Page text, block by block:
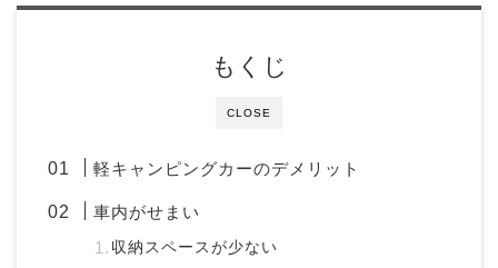
CLOSE
もくじ
軽キャンピングカーのデメリット
車内がせまい
収納スペースが少ない